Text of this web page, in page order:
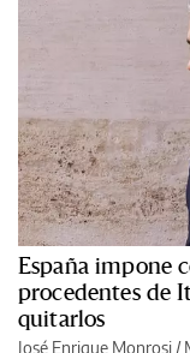
España impone
procedentes de
quitarlos
José Enrique Monrosi /